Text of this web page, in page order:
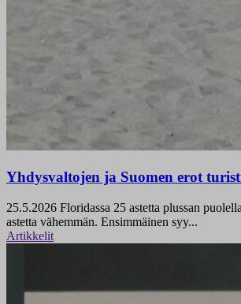
Yhdysvaltojen ja Suomen erot
25.5.2026 Floridassa 25 astetta plussan
astetta vähemmän. Ensimmäinen syy...
Artikkelit